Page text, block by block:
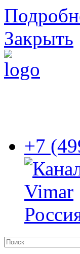
Закрыть
+7